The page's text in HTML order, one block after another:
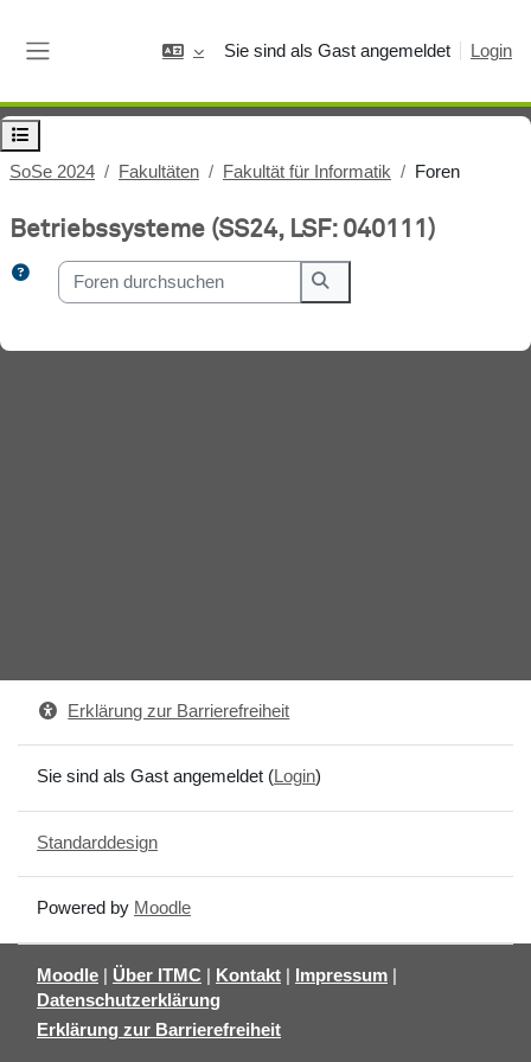
Sie sind als Gast angemeldet Login
Kursindex öffnen
SoSe 2024 Fakultäten Fakultät für Informatik Foren
Betriebssysteme (SS24, LSF: 040111)
Foren durchsuchen
Foren durchsuchen
Erklärung zur Barrierefreiheit
Sie sind als Gast angemeldet (Login)
Standarddesign
Powered by Moodle
Moodle Über ITMC Kontakt Impressum
Datenschutzerklärung
Erklärung zur Barrierefreiheit